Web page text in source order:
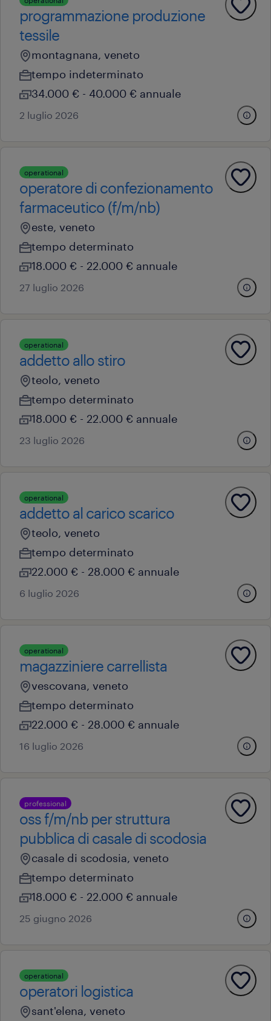
programmazione produzione
tessile
montagnana, veneto
tempo indeterminato
34.000 € - 40.000 € annuale
2 luglio 2026
operational
operatore di confezionamento
farmaceutico (f/m/nb)
este, veneto
tempo determinato
18.000 € - 22.000 € annuale
27 luglio 2026
operational
addetto allo stiro
teolo, veneto
tempo determinato
18.000 € - 22.000 € annuale
23 luglio 2026
operational
addetto al carico scarico
teolo, veneto
tempo determinato
22.000 € - 28.000 € annuale
6 luglio 2026
operational
magazziniere carrellista
vescovana, veneto
tempo determinato
22.000 € - 28.000 € annuale
16 luglio 2026
professional
oss f/m/nb per struttura
pubblica di casale di scodosia
casale di scodosia, veneto
tempo determinato
18.000 € - 22.000 € annuale
25 giugno 2026
operational
operatori logistica
sant'elena, veneto